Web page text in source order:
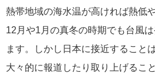
熱帯地域の海水温が高ければ熱低
12月や1月の真冬の時期でも台風
ます。しかし日本に接近すること
大々的に報道したり取り上げるこ